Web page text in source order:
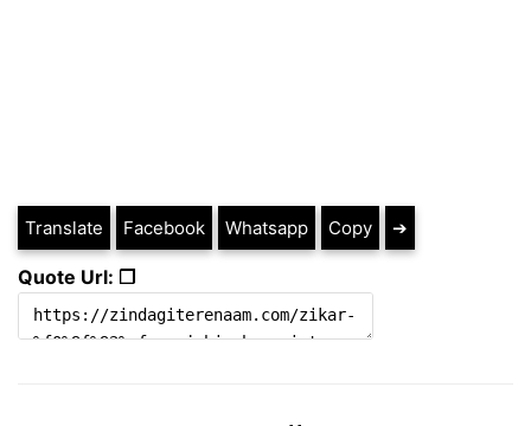
Translate Facebook Whatsapp Copy ➔
Quote Url: ❐